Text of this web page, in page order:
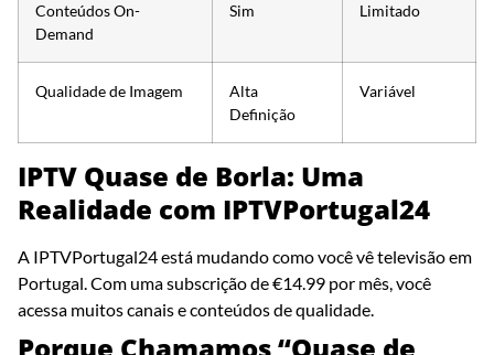
Conteúdos On-
Demand
Sim Limitado
Qualidade de Imagem
Alta
Definição
Variável
IPTV Quase de Borla: Uma
Realidade com IPTVPortugal24
A IPTVPortugal24 está mudando como você vê televisão em
Portugal. Com uma subscrição de €14.99 por mês, você
acessa muitos canais e conteúdos de qualidade.